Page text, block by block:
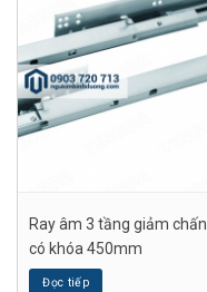
Ray âm 3 tầng giảm chấn
có khóa 450mm
Đọc tiếp